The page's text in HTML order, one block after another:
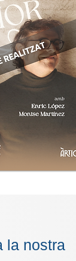
la nostra